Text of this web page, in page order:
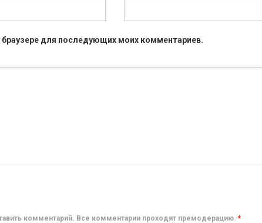
для последующих моих комментариев.
комментарий. Все комментарии проходят премодерацию. *